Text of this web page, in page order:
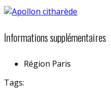
Informations supplémentaires
Région Paris
Tags: